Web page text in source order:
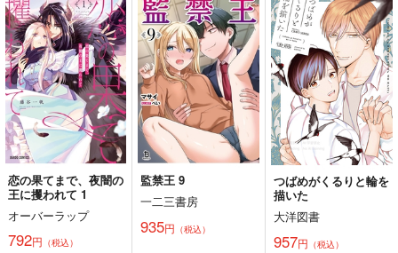
HZ ｜ FREQUENCY
LOG 01
周波数
2,859円（税込）
最原終一×王馬小吉
サンプル
作品詳細
BACKSTAGE
夏至祭
880円（税込）
王馬小吉×夢野秘密子
サンプル
作品詳細
王百デートアンソロデ
ートデートデート
二度寝亭
2,357円（税込）
王馬小吉×百田解斗
サンプル
作品詳細
恋の果てまで、夜闇の
王に攫われて 1
オーバーラップ
792円 （税込）
監禁王 9
一二三書房
935円 （税込）
つばめがくるりと輪を
描いた
大洋図書
957円 （税込）